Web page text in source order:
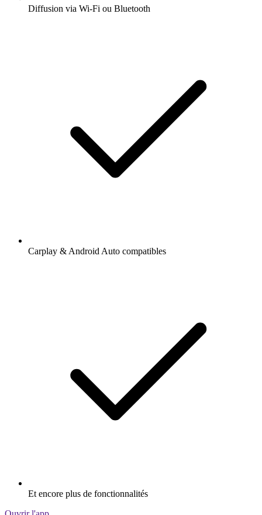
Diffusion via Wi-Fi ou Bluetooth
Carplay & Android Auto compatibles
Et encore plus de fonctionnalités